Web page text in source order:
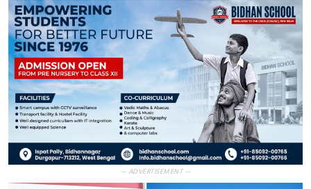
— ADVERTISEMENT —